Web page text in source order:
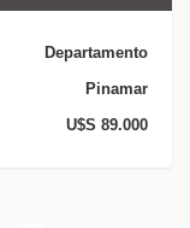
Departamento
Pinamar
U$S 89.000